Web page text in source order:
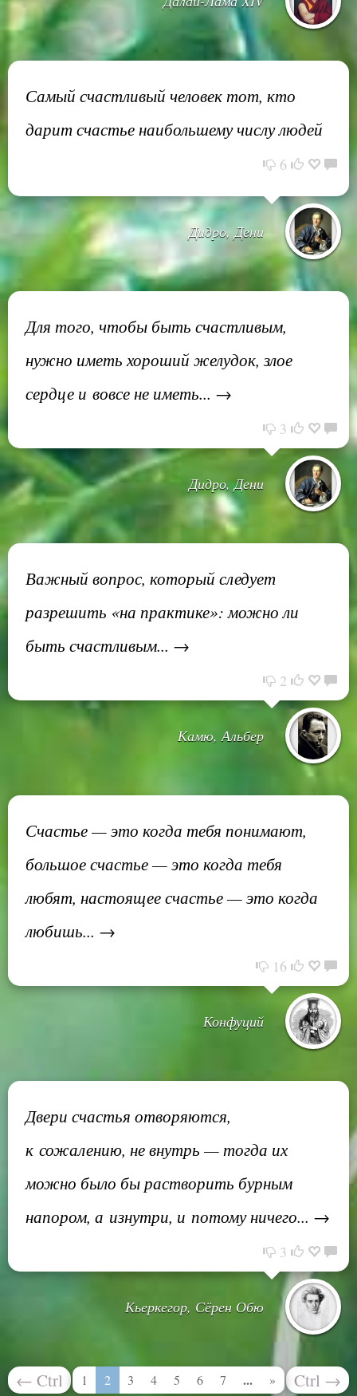
Самый счастливый человек тот, кто
дарит счастье наибольшему числу людей
6
Дидро, Дени
Для того, чтобы быть счастливым,
нужно иметь хороший желудок, злое
сердце и вовсе не иметь... →
3
Дидро, Дени
Важный вопрос, который следует
разрешить «на практике»: можно ли
быть счастливым... →
2
Камю, Альбер
Счастье — это когда тебя понимают,
большое счастье — это когда тебя
любят, настоящее счастье — это когда
любишь... →
16
Конфуций
Двери счастья отворяются,
к сожалению, не внутрь — тогда их
можно было бы растворить бурным
напором, а изнутри, и потому ничего... →
3
Кьеркегор, Сёрен Обю
← Ctrl 1 2 3 4 5 6 7 ... » Ctrl →